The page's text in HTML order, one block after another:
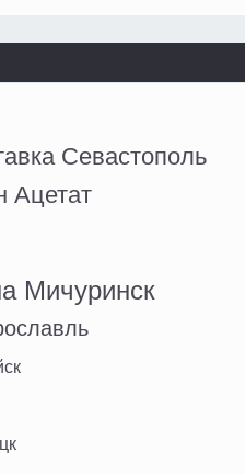
Севастополь
Ацетат
Мичуринск